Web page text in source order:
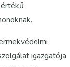
igazgatója